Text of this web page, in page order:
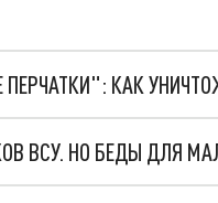
КАК
ВСУ. НО БЕДЫ ДЛЯ